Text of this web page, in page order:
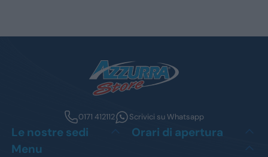
0171 412112 Scrivici su Whatsapp
Le nostre sedi
Orari di apertura
Menu